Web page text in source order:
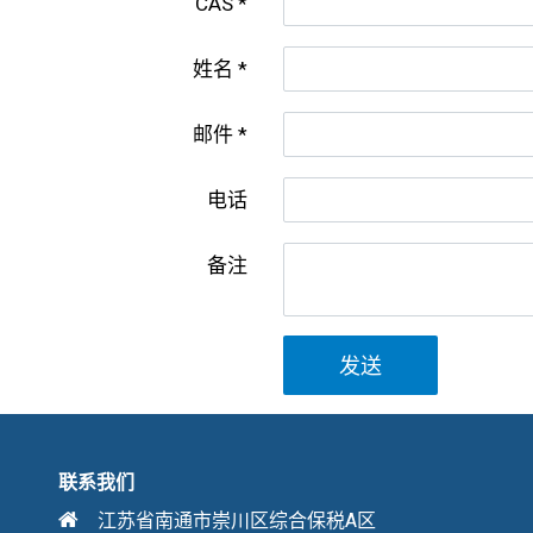
姓名
邮件
电话
备注
发送
联系我们
江苏省南通市崇川区综合保税A区